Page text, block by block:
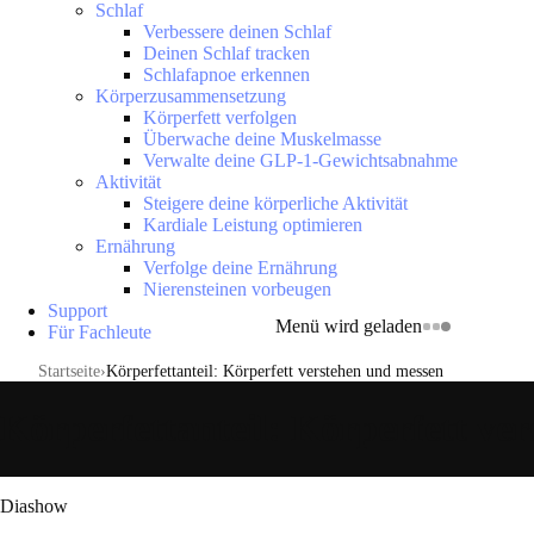
Menü wird geladen
Schlaf
Verbessere deinen Schlaf
Deinen Schlaf tracken
Schlafapnoe erkennen
Körperzusammensetzung
Körperfett verfolgen
Überwache deine Muskelmasse
Verwalte deine GLP-1-Gewichtsabnahme
Aktivität
Steigere deine körperliche Aktivität
Kardiale Leistung optimieren
Ernährung
Verfolge deine Ernährung
Nierensteinen vorbeugen
Support
Für Fachleute
Startseite Körperfettanteil: Körperfett verstehen und messen
Diashow